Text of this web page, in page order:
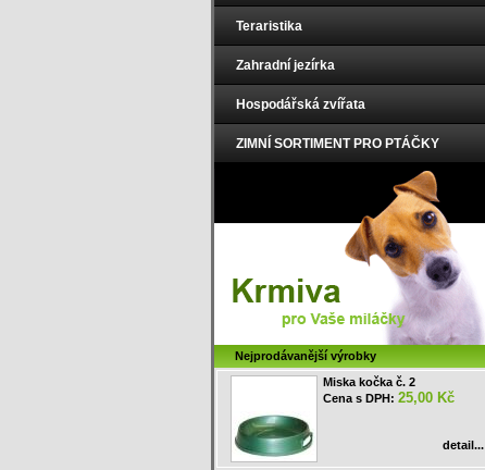
Teraristika
Zahradní jezírka
Hospodářská zvířata
ZIMNÍ SORTIMENT PRO PTÁČKY
Nejprodávanější výrobky
Miska kočka č. 2
Cena s DPH: 25,00 Kč
detail...